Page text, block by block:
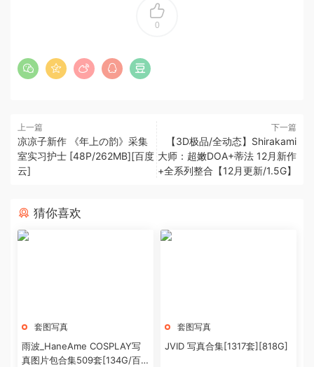
0
上一篇
凉凉子新作 《年上の韵》采集
室实习护士 [48P/262MB][百度
云]
下一篇
【3D极品/全动态】Shirakami
大师：超嫩DOA+蒂法 12月新作
+全系列整合【12月更新/1.5G】
猜你喜欢
套图写真
雨波_HaneAme COSPLAY写
真图片包合集509套[134G/百
套图写真
JVID 写真合集[1317套][818G]